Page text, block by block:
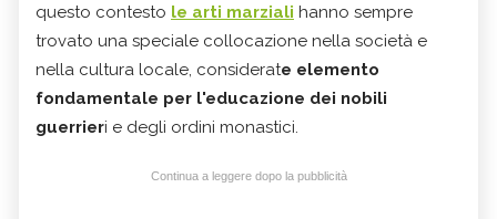
questo contesto le arti marziali hanno sempre
trovato una speciale collocazione nella società e
nella cultura locale, considerate elemento
fondamentale per l'educazione dei nobili
guerrieri e degli ordini monastici.
Continua a leggere dopo la pubblicità